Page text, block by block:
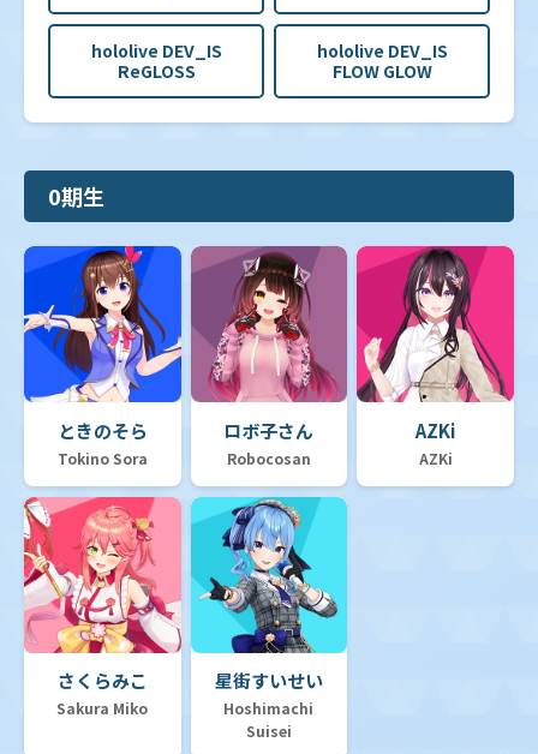
hololive DEV_IS
ReGLOSS
hololive DEV_IS
FLOW GLOW
0期生
ときのそら
Tokino Sora
ロボ子さん
Robocosan
AZKi
AZKi
さくらみこ
Sakura Miko
星街すいせい
Hoshimachi
Suisei